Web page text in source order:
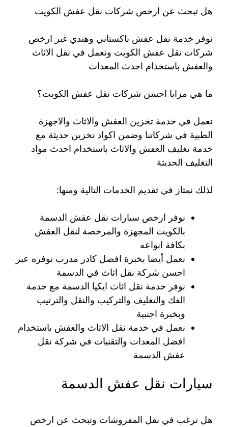
هل تبحث عن ارخص شركات نقل عفش الكويت
نوفر خدمة نقل عفش باكستاني وهندي غبر ارخص
شركات نقل عفش الكويت ونعمل في نقل الاثاث
والعفش باستخدام احدث المعدات
ما هي مزايا احسن شركات نقل عفش الكويت؟
نعمل في خدمة تخزين العفش والاثاث والاجهزة
الطبية في شركاتنا وضمن اكواد تخزين حديثة مع
خدمة تغليف العفش والاثاث باستخدام احدث مواد
التغليف الحديثة
لذلك نمتاز في تقديم الخدمات التالية ومنها:
نوفر ارخص سيارات نقل عفش الدسمة
بالكويت المجهزة والمرخصة لنقل العفش
بكافة انواعه
نعمل أيضا بخبرة افضل كادر مدرب نوفره عبر
احسن شركة نقل اثاث في الدسمة
نوفر خدمة نقل اثاث ايكيا الدسمة مع خدمة
الفك والتغليف والتركيب والنقل والترتيب
وبخبرة اجنبية
نعمل في خدمة نقل الاثاث والعفش باستخدام
افضل المعدات والتقنيات في شركة نقل
عفش الدسمة
سيارات نقل عفش الدسمة
هل ترغب في نقل المفروشات وتبحث عن ارخص